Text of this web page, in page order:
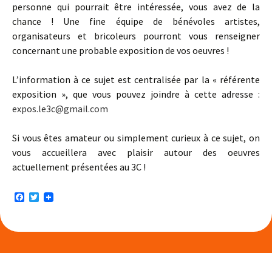
personne qui pourrait être intéressée, vous avez de la
chance ! Une fine équipe de bénévoles artistes,
organisateurs et bricoleurs pourront vous renseigner
concernant une probable exposition de vos oeuvres !
L’information à ce sujet est centralisée par la « référente
exposition », que vous pouvez joindre à cette adresse :
expos.le3c@gmail.com
Si vous êtes amateur ou simplement curieux à ce sujet, on
vous accueillera avec plaisir autour des oeuvres
actuellement présentées au 3C !
T